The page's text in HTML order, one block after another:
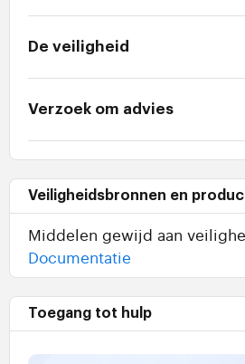
De veiligheid
Verzoek om advies
Veiligheidsbronnen en
Middelen gewijd aan
Documentatie
Toegang tot hulp